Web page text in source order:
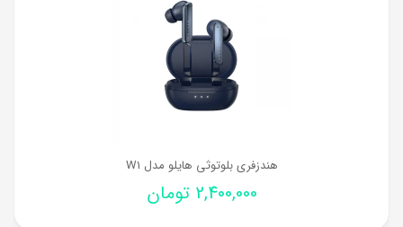
هندزفری بلوتوثی هایلو مدل W1
2,400,000 تومان